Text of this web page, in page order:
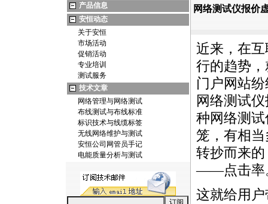
产品信息
安恒动态
关于安恒
市场活动
促销活动
专业培训
测试服务
技术文章
网络管理与网络测试
布线测试与布线标准
标识技术与线缆标签
无线网络维护与测试
安恒公司网管员手记
电能质量分析与测试
网络测试仪报价
近来，在
行的趋势
门户网站
网络测试
种网络测
笼，有相
转抄而来
——点击率
这就给用